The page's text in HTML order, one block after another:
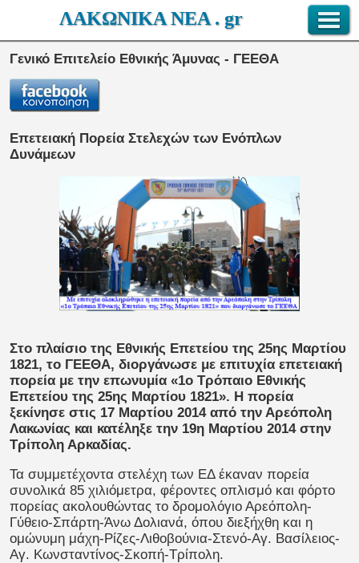
ΛΑΚΩΝΙΚΑ ΝΕΑ . gr
Γενικό Επιτελείο Εθνικής Άμυνας - ΓΕΕΘΑ
Επετειακή Πορεία Στελεχών των Ενόπλων
Δυνάμεων
Στο πλαίσιο της Εθνικής Επετείου της 25ης Μαρτίου
1821, το ΓΕΕΘΑ, διοργάνωσε με επιτυχία επετειακή
πορεία με την επωνυμία «1ο Τρόπαιο Εθνικής
Επετείου της 25ης Μαρτίου 1821». Η πορεία
ξεκίνησε στις 17 Μαρτίου 2014 από την Αρεόπολη
Λακωνίας και κατέληξε την 19η Μαρτίου 2014 στην
Τρίπολη Αρκαδίας.
Τα συμμετέχοντα στελέχη των ΕΔ έκαναν πορεία
συνολικά 85 χιλιόμετρα, φέροντες οπλισμό και φόρτο
πορείας ακολουθώντας το δρομολόγιο Αρεόπολη-
Γύθειο-Σπάρτη-Άνω Δολιανά, όπου διεξήχθη και η
ομώνυμη μάχη-Ρίζες-Λιθοβούνια-Στενό-Αγ. Βασίλειος-
Αγ. Κωνσταντίνος-Σκοπή-Τρίπολη.